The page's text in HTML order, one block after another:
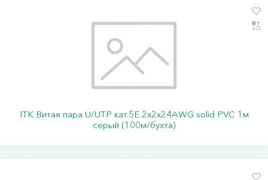
ITK Витая пара U/UTP кат.5E 2х2х24AWG solid PVC 1м
серый (100м/бухта)